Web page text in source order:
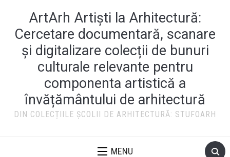
ArtArh Artiști la Arhitectură:
Cercetare documentară, scanare
și digitalizare colecții de bunuri
culturale relevante pentru
componenta artistică a
învățământului de arhitectură
DIN COLECȚIILE ȘCOLII DE ARHITECTURĂ: STUFOARH
MENU